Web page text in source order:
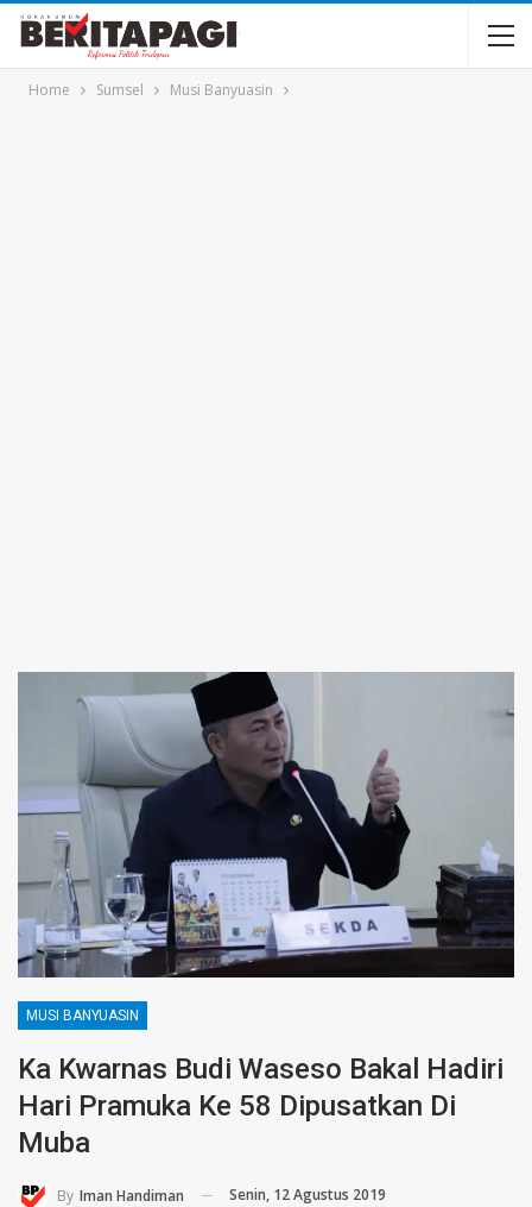
Home Sumsel Musi Banyuasin
MUSI BANYUASIN
Ka Kwarnas Budi Waseso Bakal Hadiri
Hari Pramuka Ke 58 Dipusatkan Di
Muba
By Iman Handiman Senin, 12 Agustus 2019